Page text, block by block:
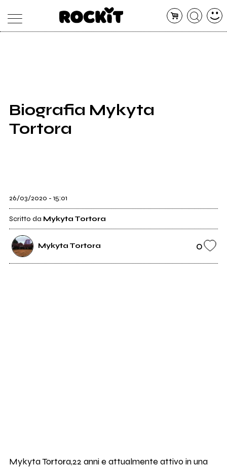
SHOP
RADIO
Biografia Mykyta
Tortora
26/03/2020 - 15:01
Scritto da Mykyta Tortora
Mykyta Tortora 0
Mykyta Tortora,22 anni e attualmente attivo in una